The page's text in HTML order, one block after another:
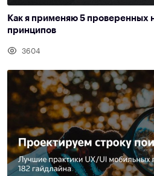
Как я применяю 5 проверенных
принципов
3604